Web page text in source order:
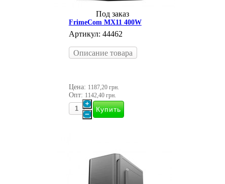
Под заказ
FrimeCom MX11 400W
Артикул: 44462
Описание товара
Цена: 1187,20 грн.
Опт: 1142,40 грн.